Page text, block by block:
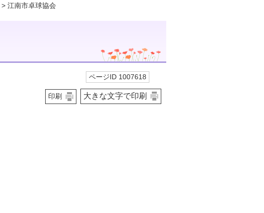
> 江南市卓球協会
ページID 1007618
印刷 大きな文字で印刷